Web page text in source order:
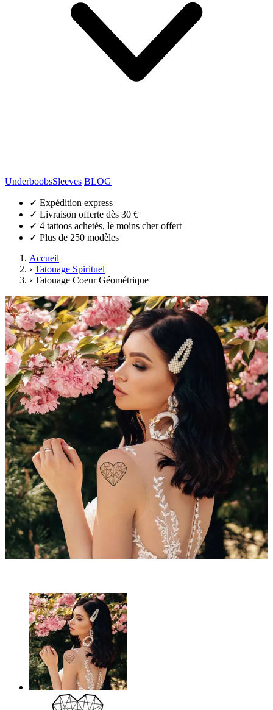
UnderboobsSleeves BLOG
✓ Expédition express
✓ Livraison offerte dès 30 €
✓ 4 tattoos achetés, le moins cher offert
✓ Plus de 250 modèles
Accueil
› Tatouage Spirituel
› Tatouage Coeur Géométrique